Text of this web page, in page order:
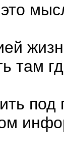
там
под